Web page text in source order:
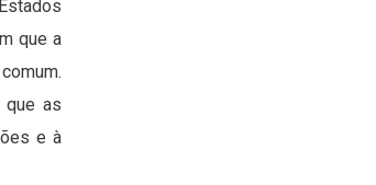
que a
que as
e à